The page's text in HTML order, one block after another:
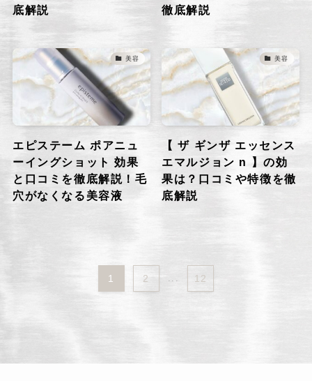
底解説
徹底解説
美容
エピステーム ポアニュ
ーイングショット 効果
と口コミを徹底解説！毛
穴がなくなる美容液
美容
【 ザ ギンザ エッセンス
エマルジョン n 】の効
果は？口コミや特徴を徹
底解説
1 2 12